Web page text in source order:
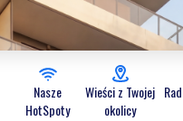
Nasze
HotSpoty
Wieści z Twojej
okolicy